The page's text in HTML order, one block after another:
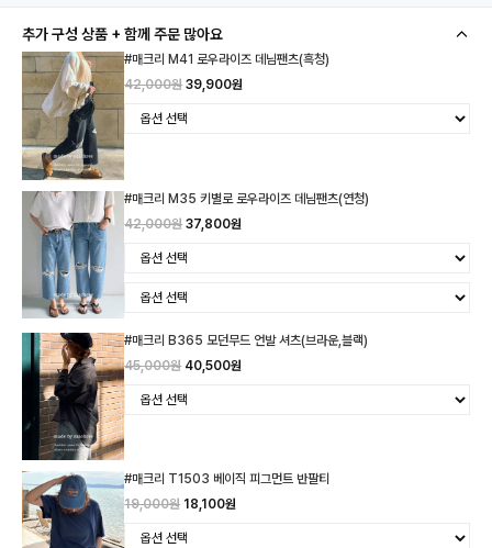
추가 구성 상품 + 함께 주문 많아요
#매크리 M41 로우라이즈 데님팬츠(흑청)
42,000원 39,900원
#매크리 M35 키별로 로우라이즈 데님팬츠(연청)
42,000원 37,800원
#매크리 B365 모던무드 언발 셔츠(브라운,블랙)
45,000원 40,500원
#매크리 T1503 베이직 피그먼트 반팔티
19,000원 18,100원